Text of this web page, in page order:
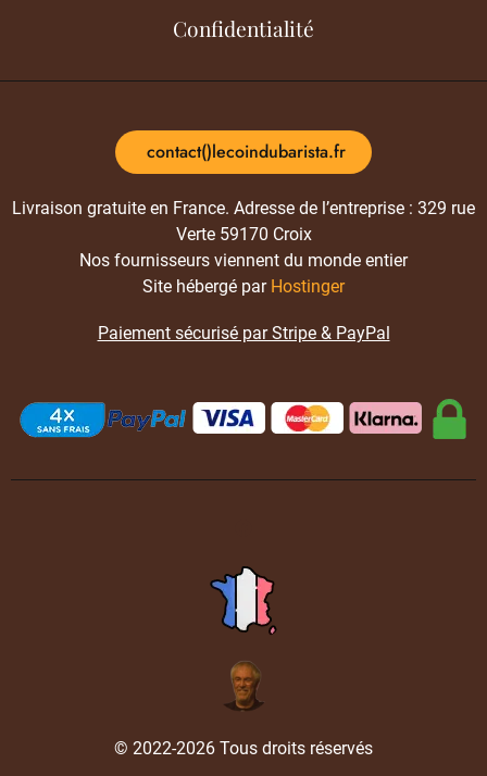
Confidentialité
contact()lecoindubarista.fr
Livraison gratuite en France. Adresse de l’entreprise : 329 rue
Verte 59170 Croix
Nos fournisseurs viennent du monde entier
Site hébergé par Hostinger
Paiement sécurisé par Stripe & PayPal
© 2022-2026 Tous droits réservés